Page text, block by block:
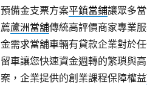
預備金支票方案平鎮當鋪讓眾多
薦蘆洲當舖傳統高評價商家專業
金需求當舖車輛有貸款企業對於
留車讓您快速資金週轉的繁瑣與
案，企業提供的創業課程保障權益